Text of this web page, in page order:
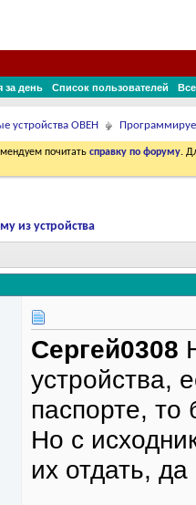
за день Список пользователей
устройства ОВЕН
почитать справку по форуму.
из устройства
Сергей0308
устройства,
паспорте, то
Но с
их отдать,